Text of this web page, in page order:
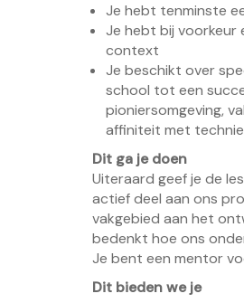
Je hebt tenminste
Je hebt bij voorkeur
context
Je beschikt over
school tot een
pioniersomgeving,
affiniteit met
Dit ga je doen
Uiteraard geef je de
actief deel aan ons
vakgebied aan het
bedenkt hoe ons
Je bent een mentor
Dit bieden we je